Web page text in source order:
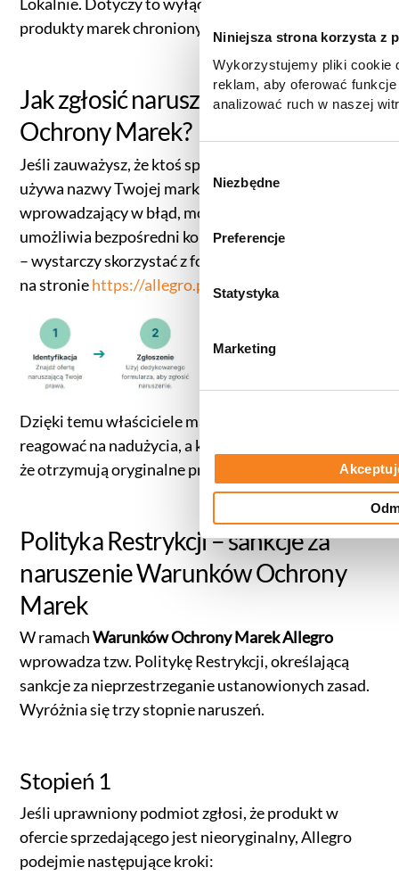
Niniejsza strona korzysta z
Wykorzystujemy pliki cookie
reklam, aby oferować
analizować ruch w naszej
zgody, udostępniamy
informacje z innymi danymi
znajdą Państwo klikając w
prywatności
W
y
b
z
g
Niezbędne
Preferencje
Statystyka
Marketing
produkty marek chronionych.
Jak zgłosić naruszenie Warunków
Ochrony Marek?
Jeśli zauważysz, że ktoś sprzedaje podróbki lub
używa nazwy Twojej marki w sposób
wprowadzający w błąd, możesz to zgłosić. Allegro
umożliwia bezpośredni kontakt w takich sytuacjach
– wystarczy skorzystać z formularza kontaktowego
na stroniehttps://allegro.pl/pomoc/kontakt
Dzięki temu właściciele marek mogą szybciej
reagować na nadużycia, a kupujący mają pewność,
że otrzymują oryginalne produkty.
Polityka Restrykcji – sankcje za
naruszenie Warunków Ochrony
Marek
W ramachWarunków Ochrony Marek Allegro
wprowadza tzw. Politykę Restrykcji, określającą
sankcje za nieprzestrzeganie ustanowionych zasad.
Wyróżnia się trzy stopnie naruszeń.
Stopień 1
Jeśli uprawniony podmiot zgłosi, że produkt w
ofercie sprzedającego jest nieoryginalny, Allegro
podejmie następujące kroki: